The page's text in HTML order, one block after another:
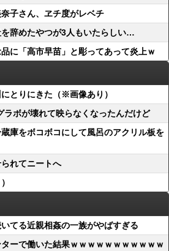
子さん、ヱチ度がレベチ
を辞めたやつが3人もいたらしい…
に「高市早苗」と彫ってあって炎上ｗ
とりにきた（※画像あり）
ラボが壊れて映らなくなったんだけど
蔵庫をボコボコにして風呂のアクリル板を
れてニートへ
てる近親相姦の一族がやばすぎる
ーで働いた結果ｗｗｗｗｗｗｗｗｗｗｗ